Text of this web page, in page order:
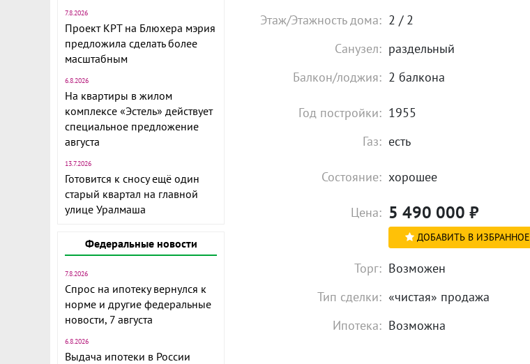
7.8.2026
Проект КРТ на Блюхера мэрия
предложила сделать более
масштабным
6.8.2026
На квартиры в жилом
комплексе «Эстель» действует
специальное предложение
августа
13.7.2026
Готовится к сносу ещё один
старый квартал на главной
улице Уралмаша
Федеральные новости
7.8.2026
Спрос на ипотеку вернулся к
норме и другие федеральные
новости, 7 августа
6.8.2026
Выдача ипотеки в России
Этаж/Этажность дома: 2 / 2
Санузел: раздельный
Балкон/лоджия: 2 балкона
Год постройки: 1955
Газ: есть
Состояние: хорошее
Цена: 5 490 000 ₽
ДОБАВИТЬ В ИЗБРАННОЕ
Торг: Возможен
Тип сделки: «чистая» продажа
Ипотека: Возможна